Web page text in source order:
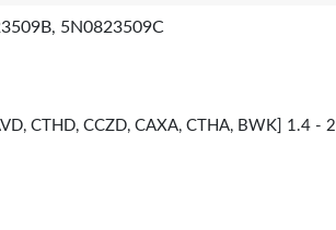
5N0823509C
CTHD, CCZD, CAXA, CTHA, BWK] 1.4 -